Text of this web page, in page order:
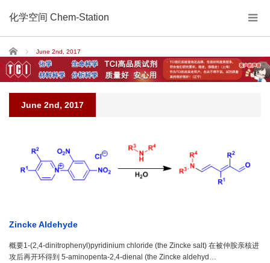
化学空间 Chem-Station
Home June 2nd, 2017
June 2nd, 2017
Zincke Aldehyde
概要1-(2,4-dinitrophenyl)pyridinium chloride (the Zincke salt) 在被仲胺亲核进
攻后再开环得到 5-aminopenta-2,4-dienal (the Zincke aldehyd…